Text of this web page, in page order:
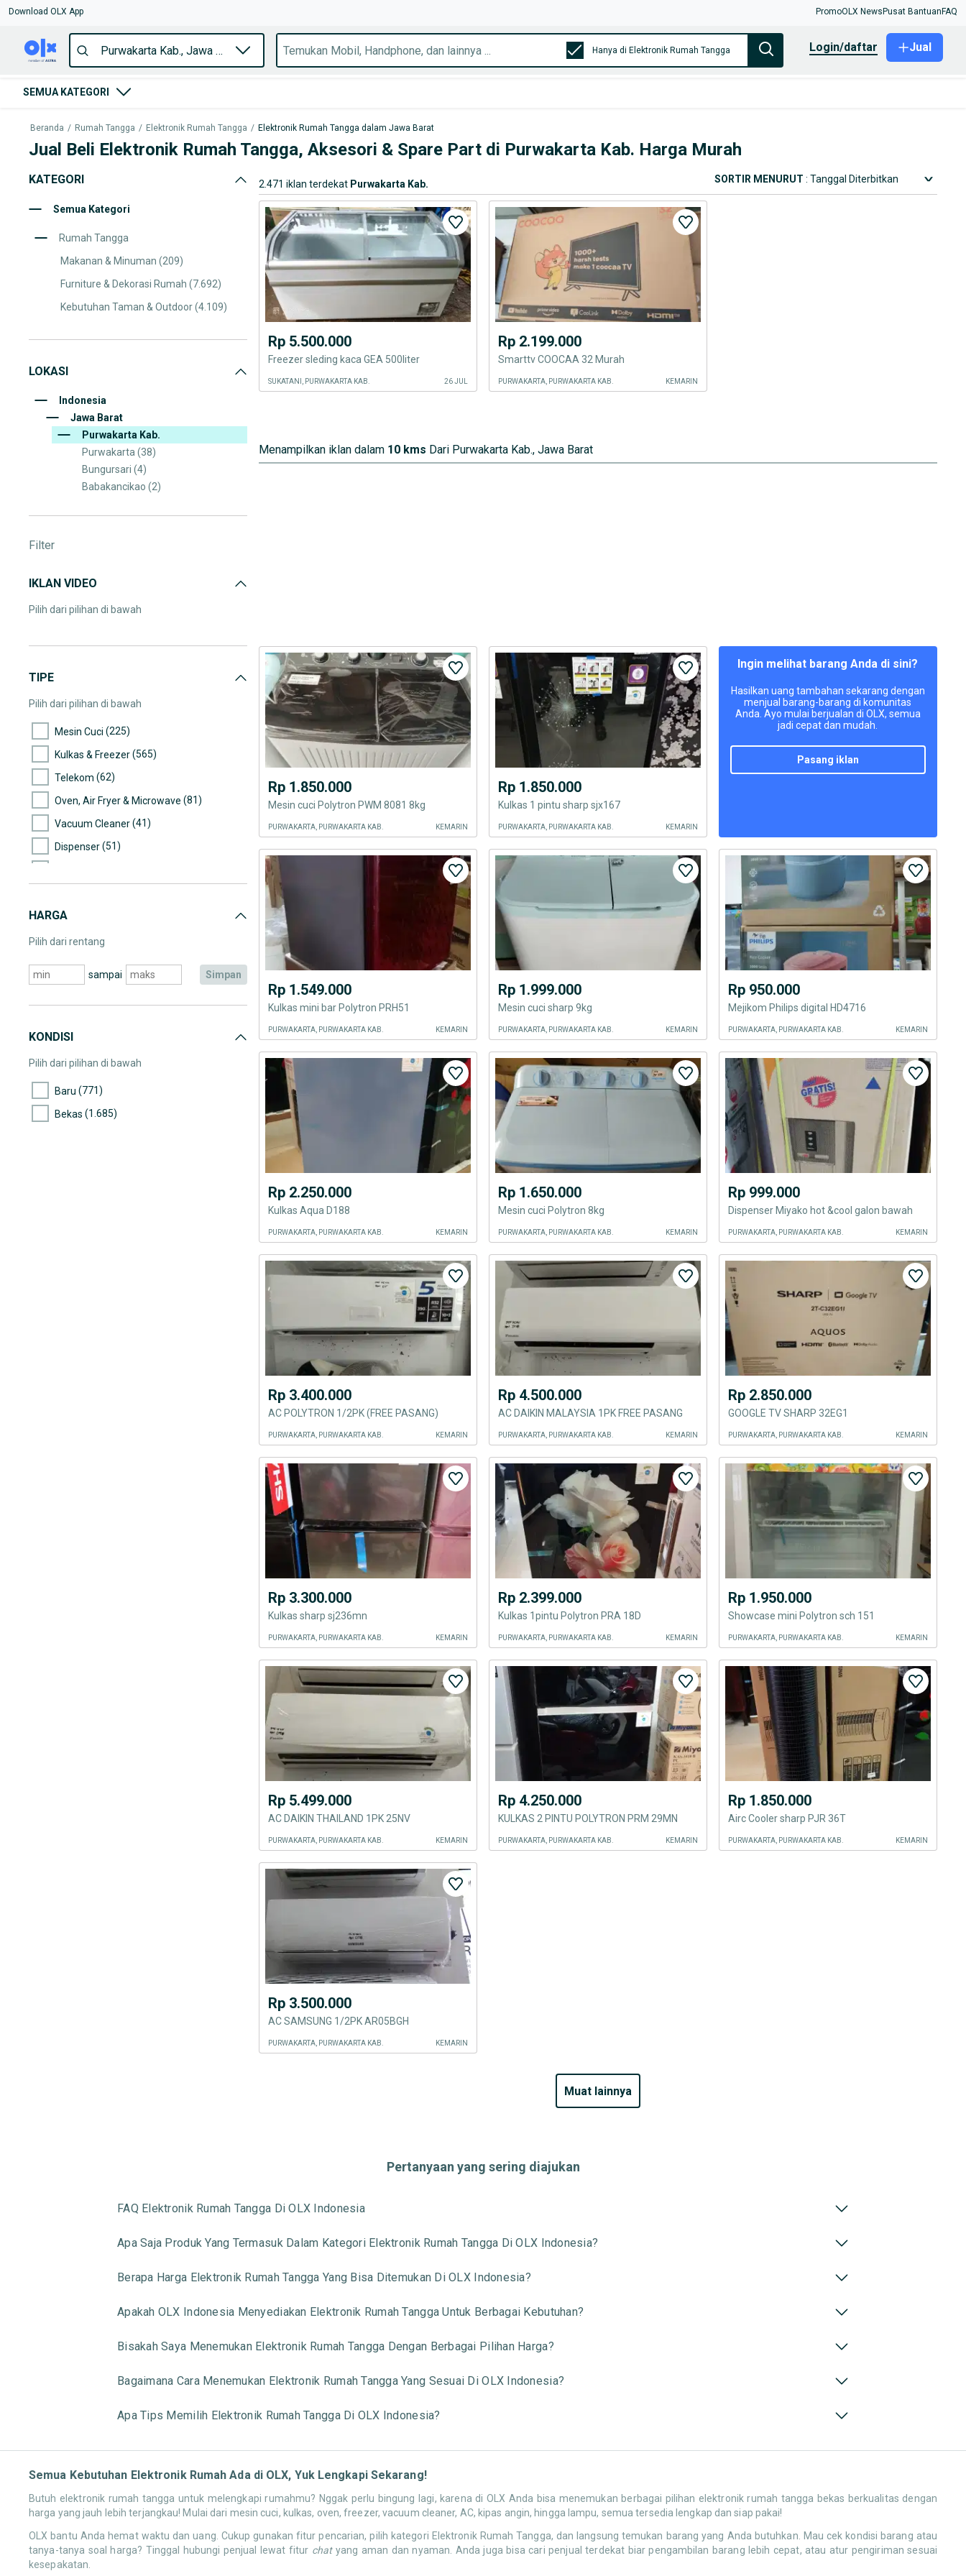
Download OLX App PromoOLX News Pusat Bantuan FAQ
Hanya di Elektronik Rumah Tangga login/daftar Jual
SEMUA KATEGORI
Beranda / Rumah Tangga / Elektronik Rumah Tangga / Elektronik Rumah Tangga dalam Jawa Barat
Jual Beli Elektronik Rumah Tangga, Aksesori & Spare Part di Purwakarta Kab. Harga Murah
KATEGORI
Semua Kategori
Rumah Tangga
Makanan & Minuman (209)
Furniture & Dekorasi Rumah (7.692)
Kebutuhan Taman & Outdoor(4.109)
Elektronik Rumah Tangga
Lain-lain(1.867)
LOKASI
Indonesia
Jawa Barat
Purwakarta Kab.
Purwakarta (38)
Bungursari (4)
Babakancikao (2)
Filter
IKLAN VIDEO
Pilih dari pilihan di bawah
TIPE
Pilih dari pilihan di bawah
Mesin Cuci (225)
Kulkas & Freezer(565)
Telekom (62)
Oven, Air Fryer & Microwave (81)
Vacuum Cleaner(41)
Dispenser(51)
Lampu
HARGA
Pilih dari rentang
sampai simpan
KONDISI
Pilih dari pilihan di bawah
Baru (771)
Bekas (1.685)
2.471 iklan terdekat Purwakarta Kab. SORTIR MENURUT : Tanggal Diterbitkan
Rp 5.500.000
Freezer sleding kaca GEA 500liter
SUKATANI, PURWAKARTA KAB. 26 JUL
Rp 2.199.000
Smarttv COOCAA 32 Murah
PURWAKARTA, PURWAKARTA KAB. KEMARIN
Menampilkan iklan dalam 10 kms Dari Purwakarta Kab., Jawa Barat
Rp 1.850.000
Mesin cuci Polytron PWM 8081 8kg
PURWAKARTA, PURWAKARTA KAB. KEMARIN
Rp 1.850.000
Kulkas 1 pintu sharp sjx167
PURWAKARTA, PURWAKARTA KAB. KEMARIN
Ingin melihat barang Anda di sini?
Hasilkan uang tambahan sekarang dengan
menjual barang-barang di komunitas
Anda. Ayo mulai berjualan di OLX, semua
jadi cepat dan mudah.
pasang iklan
Rp 1.549.000
Kulkas mini bar Polytron PRH51
PURWAKARTA, PURWAKARTA KAB. KEMARIN
Rp 1.999.000
Mesin cuci sharp 9kg
PURWAKARTA, PURWAKARTA KAB. KEMARIN
Rp 950.000
Mejikom Philips digital HD4716
PURWAKARTA, PURWAKARTA KAB. KEMARIN
Rp 2.250.000
Kulkas Aqua D188
PURWAKARTA, PURWAKARTA KAB. KEMARIN
Rp 1.650.000
Mesin cuci Polytron 8kg
PURWAKARTA, PURWAKARTA KAB. KEMARIN
Rp 999.000
Dispenser Miyako hot &cool galon bawah
PURWAKARTA, PURWAKARTA KAB. KEMARIN
Rp 3.400.000
AC POLYTRON 1/2PK (FREE PASANG)
PURWAKARTA, PURWAKARTA KAB. KEMARIN
Rp 4.500.000
AC DAIKIN MALAYSIA 1PK FREE PASANG
PURWAKARTA, PURWAKARTA KAB. KEMARIN
Rp 2.850.000
GOOGLE TV SHARP 32EG1
PURWAKARTA, PURWAKARTA KAB. KEMARIN
Rp 3.300.000
Kulkas sharp sj236mn
PURWAKARTA, PURWAKARTA KAB. KEMARIN
Rp 2.399.000
Kulkas 1pintu Polytron PRA 18D
PURWAKARTA, PURWAKARTA KAB. KEMARIN
Rp 1.950.000
Showcase mini Polytron sch 151
PURWAKARTA, PURWAKARTA KAB. KEMARIN
Rp 5.499.000
AC DAIKIN THAILAND 1PK 25NV
PURWAKARTA, PURWAKARTA KAB. KEMARIN
Rp 4.250.000
KULKAS 2 PINTU POLYTRON PRM 29MN
PURWAKARTA, PURWAKARTA KAB. KEMARIN
Rp 1.850.000
Airc Cooler sharp PJR 36T
PURWAKARTA, PURWAKARTA KAB. KEMARIN
Rp 3.500.000
AC SAMSUNG 1/2PK AR05BGH
PURWAKARTA, PURWAKARTA KAB. KEMARIN
muat lainnya
Pertanyaan yang sering diajukan
FAQ Elektronik Rumah Tangga Di OLX Indonesia
Apa Saja Produk Yang Termasuk Dalam Kategori Elektronik Rumah Tangga Di OLX Indonesia?
Berapa Harga Elektronik Rumah Tangga Yang Bisa Ditemukan Di OLX Indonesia?
Apakah OLX Indonesia Menyediakan Elektronik Rumah Tangga Untuk Berbagai Kebutuhan?
Bisakah Saya Menemukan Elektronik Rumah Tangga Dengan Berbagai Pilihan Harga?
Bagaimana Cara Menemukan Elektronik Rumah Tangga Yang Sesuai Di OLX Indonesia?
Apa Tips Memilih Elektronik Rumah Tangga Di OLX Indonesia?
Semua Kebutuhan Elektronik Rumah Ada di OLX, Yuk Lengkapi Sekarang!
Butuh elektronik rumah tangga untuk melengkapi rumahmu? Nggak perlu bingung lagi, karena di OLX Anda bisa menemukan berbagai pilihan elektronik rumah tangga bekas berkualitas dengan
harga yang jauh lebih terjangkau! Mulai dari mesin cuci, kulkas, oven, freezer, vacuum cleaner, AC, kipas angin, hingga lampu, semua tersedia lengkap dan siap pakai!
OLX bantu Anda hemat waktu dan uang. Cukup gunakan fitur pencarian, pilih kategori Elektronik Rumah Tangga, dan langsung temukan barang yang Anda butuhkan. Mau cek kondisi barang atau
tanya-tanya soal harga? Tinggal hubungi penjual lewat fitur chatyang aman dan nyaman. Anda juga bisa cari penjual terdekat biar pengambilan barang lebih cepat, atau atur pengiriman sesuai
kesepakatan.